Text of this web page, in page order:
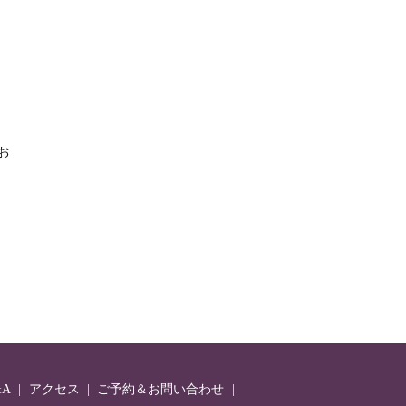
アクセス ご予約＆お問い合わせ